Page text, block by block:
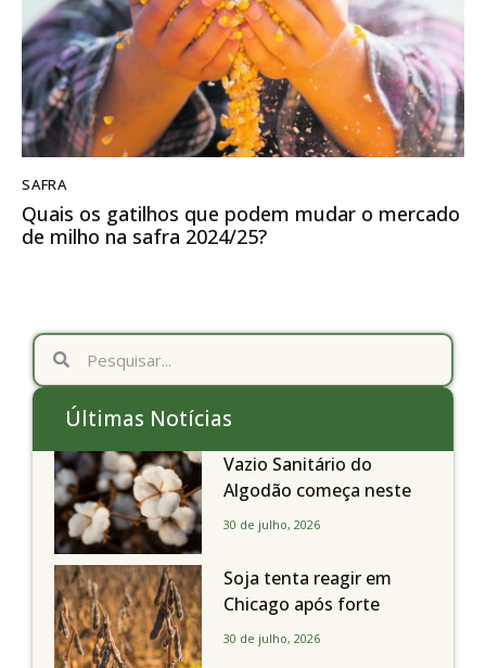
SAFRA
Quais os gatilhos que podem mudar o mercado
de milho na safra 2024/25?
Últimas Notícias
Vazio Sanitário do
Algodão começa neste
sábado, dia 1º de agosto,
Paulo
30 de julho, 2026
Soja tenta reagir em
Chicago após forte
liquidação; portos
30 de julho, 2026